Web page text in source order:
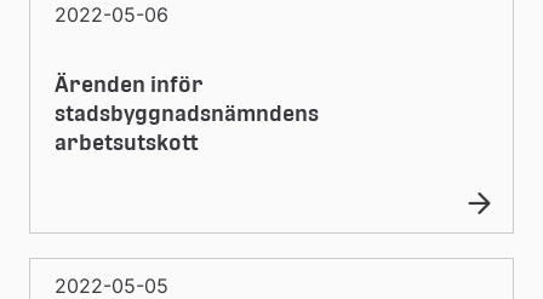
2022-05-06
Ärenden inför
stadsbyggnadsnämndens
arbetsutskott
2022-05-05